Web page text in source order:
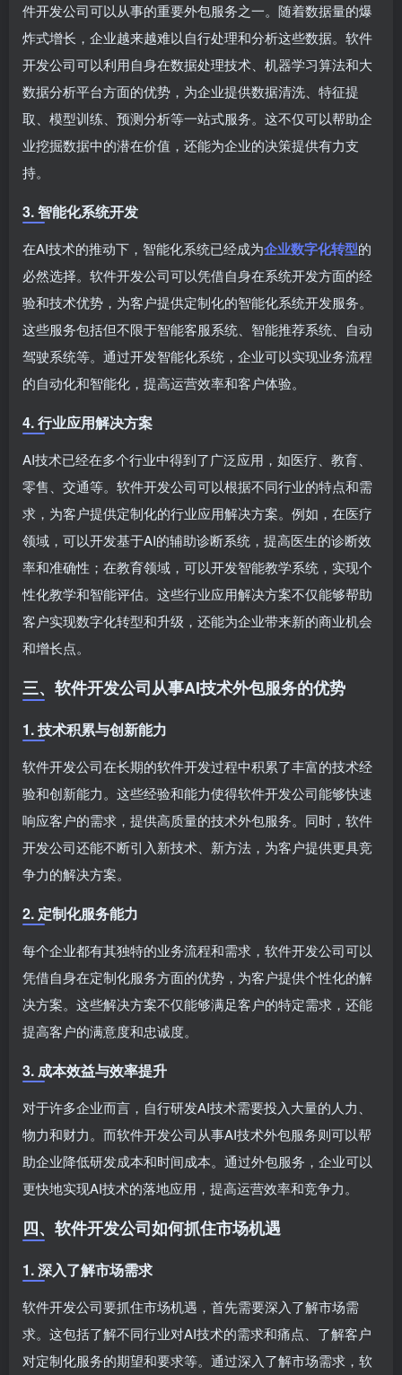
件开发公司可以从事的重要外包服务之一。随着数据量的爆
炸式增长，企业越来越难以自行处理和分析这些数据。软件
开发公司可以利用自身在数据处理技术、机器学习算法和大
数据分析平台方面的优势，为企业提供数据清洗、特征提
取、模型训练、预测分析等一站式服务。这不仅可以帮助企
业挖掘数据中的潜在价值，还能为企业的决策提供有力支
持。
3. 智能化系统开发
在AI技术的推动下，智能化系统已经成为企业数字化转型的
必然选择。软件开发公司可以凭借自身在系统开发方面的经
验和技术优势，为客户提供定制化的智能化系统开发服务。
这些服务包括但不限于智能客服系统、智能推荐系统、自动
驾驶系统等。通过开发智能化系统，企业可以实现业务流程
的自动化和智能化，提高运营效率和客户体验。
4. 行业应用解决方案
AI技术已经在多个行业中得到了广泛应用，如医疗、教育、
零售、交通等。软件开发公司可以根据不同行业的特点和需
求，为客户提供定制化的行业应用解决方案。例如，在医疗
领域，可以开发基于AI的辅助诊断系统，提高医生的诊断效
率和准确性；在教育领域，可以开发智能教学系统，实现个
性化教学和智能评估。这些行业应用解决方案不仅能够帮助
客户实现数字化转型和升级，还能为企业带来新的商业机会
和增长点。
三、软件开发公司从事AI技术外包服务的优势
1. 技术积累与创新能力
软件开发公司在长期的软件开发过程中积累了丰富的技术经
验和创新能力。这些经验和能力使得软件开发公司能够快速
响应客户的需求，提供高质量的技术外包服务。同时，软件
开发公司还能不断引入新技术、新方法，为客户提供更具竞
争力的解决方案。
2. 定制化服务能力
每个企业都有其独特的业务流程和需求，软件开发公司可以
凭借自身在定制化服务方面的优势，为客户提供个性化的解
决方案。这些解决方案不仅能够满足客户的特定需求，还能
提高客户的满意度和忠诚度。
3. 成本效益与效率提升
对于许多企业而言，自行研发AI技术需要投入大量的人力、
物力和财力。而软件开发公司从事AI技术外包服务则可以帮
助企业降低研发成本和时间成本。通过外包服务，企业可以
更快地实现AI技术的落地应用，提高运营效率和竞争力。
四、软件开发公司如何抓住市场机遇
1. 深入了解市场需求
软件开发公司要抓住市场机遇，首先需要深入了解市场需
求。这包括了解不同行业对AI技术的需求和痛点、了解客户
对定制化服务的期望和要求等。通过深入了解市场需求，软